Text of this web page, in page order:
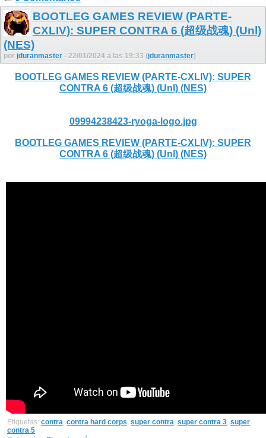
BOOTLEG GAMES REVIEW (PARTE-
CXLIV): SUPER CONTRA 6 (超级战魂) (Unl)
(NES)
por jduranmaster - 22/01/2024 a las 19:33 (jduranmaster)
BOOTLEG GAMES REVIEW (PARTE-CXLIV): SUPER
CONTRA 6 (超级战魂) (Unl) (NES)
09994238423-ryoga-logo.jpg
BOOTLEG GAMES REVIEW (PARTE-CXLIV): SUPER
CONTRA 6 (超级战魂) (Unl) (NES)
Etiquetas: contra contra hard corps super contra super contra 3 super
contra 5